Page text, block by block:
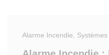
Alarme Incendie ,